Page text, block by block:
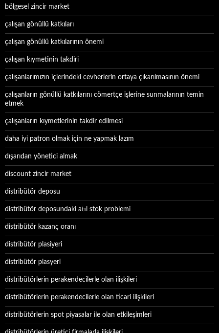
bölgesel zincir market
çalışan gönüllü katkıları
çalışan gönüllü katkılarının önemi
çalışan kıymetinin takdiri
çalışanlarımızın içlerindeki cevherlerin ortaya çıkarılmasının önemi
çalışanların gönüllü katkılarını cömertçe işlerine sunmalarının temin
etmek
çalışanların kıymetlerinin takdir edilmesi
daha iyi patron olmak için ne yapmak lazım
dışarıdan yönetici almak
discount zincir market
distribütör deposu
distribütör deposundaki atıl stok problemi
distribütör kazanç oranı
distribütör plasiyeri
distribütör plasyeri
distribütörlerin perakendecilerle olan ilişkileri
distribütörlerin perakendecilerle olan ticari ilişkileri
distribütörlerin spot piyasalar ile olan etkileşimleri